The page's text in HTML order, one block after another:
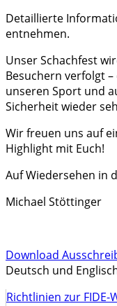
Detaillierte
entnehmen.
Unser Schachfest
Besuchern verfolgt
unseren Sport und
Sicherheit wieder
Wir freuen uns auf
Highlight mit Euch!
Auf Wiedersehen in
Michael Stöttinger
Download
Deutsch und
Richtlinien zur